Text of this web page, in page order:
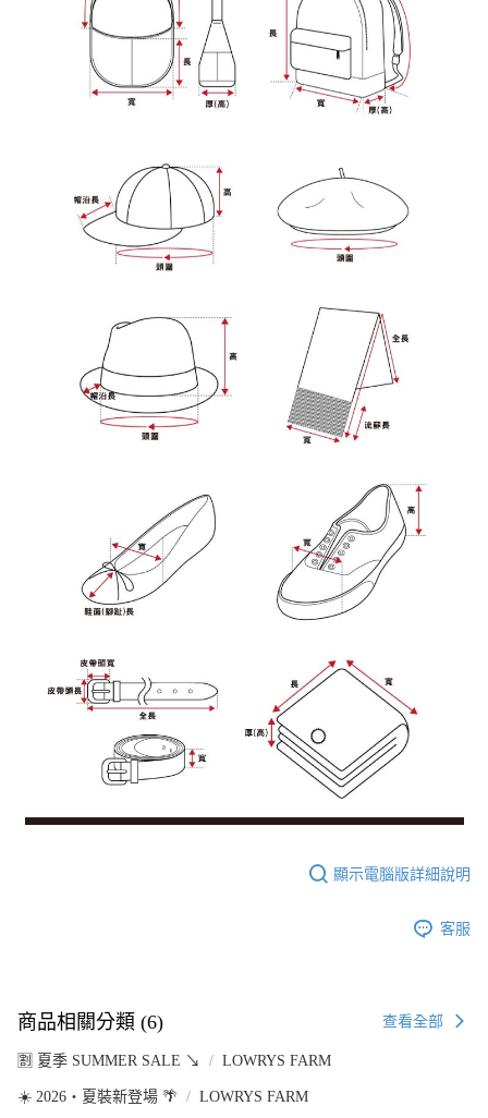
顯示電腦版詳細說明
客服
商品相關分類 (6) 查看全部
🈹 夏季 SUMMER SALE ↘️ LOWRYS FARM
☀️ 2026・夏裝新登場 🌴 LOWRYS FARM